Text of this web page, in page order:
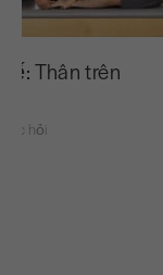
Thân trên
hỏi